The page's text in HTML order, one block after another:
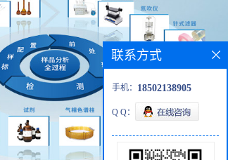
联系方式
手机： 18502138905
Q Q：